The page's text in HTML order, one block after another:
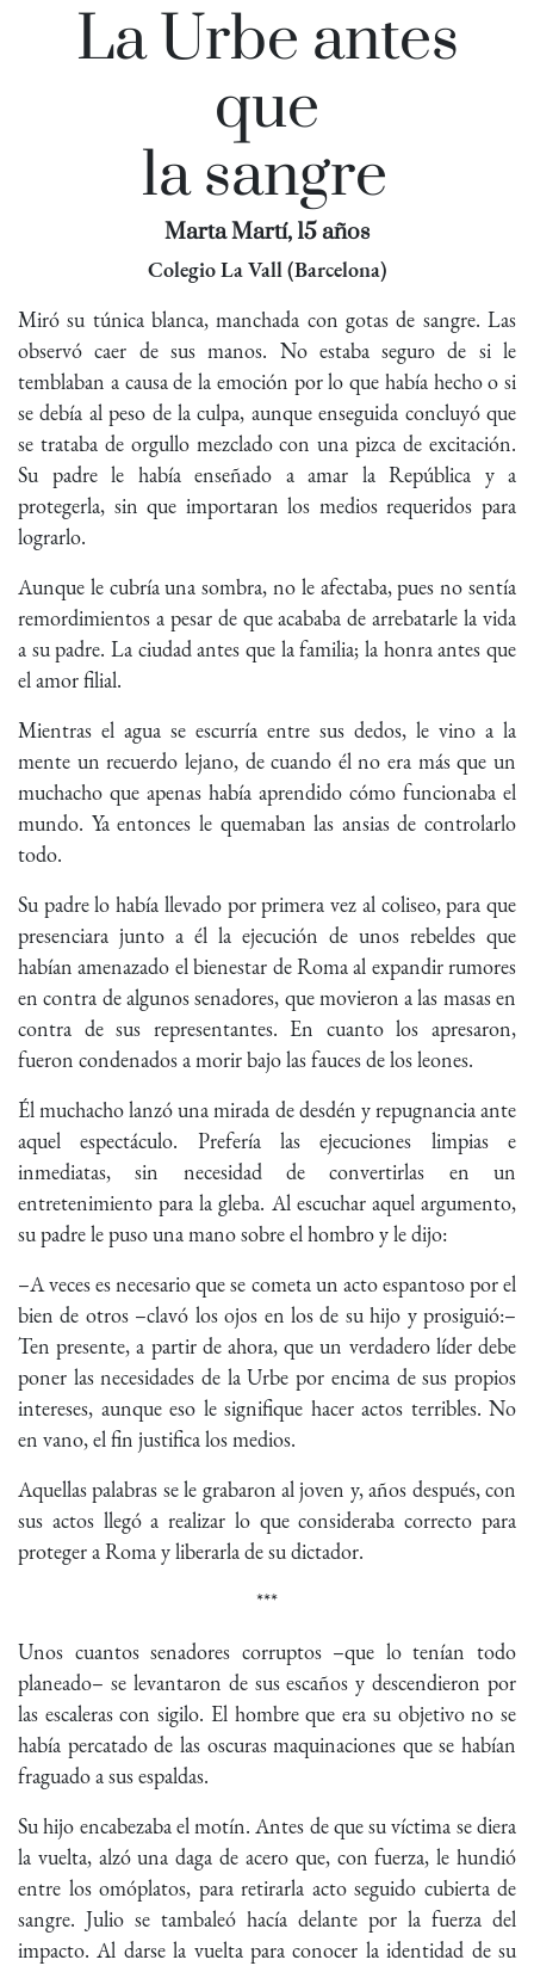
La Urbe antes
que
la sangre
Marta Martí, 15 años
Colegio La Vall (Barcelona)
Miró su túnica blanca, manchada con gotas de sangre. Las
observó caer de sus manos. No estaba seguro de si le
temblaban a causa de la emoción por lo que había hecho o si
se debía al peso de la culpa, aunque enseguida concluyó que
se trataba de orgullo mezclado con una pizca de excitación.
Su padre le había enseñado a amar la República y a
protegerla, sin que importaran los medios requeridos para
lograrlo.
Aunque le cubría una sombra, no le afectaba, pues no sentía
remordimientos a pesar de que acababa de arrebatarle la vida
a su padre. La ciudad antes que la familia; la honra antes que
el amor filial.
Mientras el agua se escurría entre sus dedos, le vino a la
mente un recuerdo lejano, de cuando él no era más que un
muchacho que apenas había aprendido cómo funcionaba el
mundo. Ya entonces le quemaban las ansias de controlarlo
todo.
Su padre lo había llevado por primera vez al coliseo, para que
presenciara junto a él la ejecución de unos rebeldes que
habían amenazado el bienestar de Roma al expandir rumores
en contra de algunos senadores, que movieron a las masas en
contra de sus representantes. En cuanto los apresaron,
fueron condenados a morir bajo las fauces de los leones.
Él muchacho lanzó una mirada de desdén y repugnancia ante
aquel espectáculo. Prefería las ejecuciones limpias e
inmediatas, sin necesidad de convertirlas en un
entretenimiento para la gleba. Al escuchar aquel argumento,
su padre le puso una mano sobre el hombro y le dijo:
–A veces es necesario que se cometa un acto espantoso por el
bien de otros –clavó los ojos en los de su hijo y prosiguió:–
Ten presente, a partir de ahora, que un verdadero líder debe
poner las necesidades de la Urbe por encima de sus propios
intereses, aunque eso le signifique hacer actos terribles. No
en vano, el fin justifica los medios.
Aquellas palabras se le grabaron al joven y, años después, con
sus actos llegó a realizar lo que consideraba correcto para
proteger a Roma y liberarla de su dictador.
***
Unos cuantos senadores corruptos –que lo tenían todo
planeado– se levantaron de sus escaños y descendieron por
las escaleras con sigilo. El hombre que era su objetivo no se
había percatado de las oscuras maquinaciones que se habían
fraguado a sus espaldas.
Su hijo encabezaba el motín. Antes de que su víctima se diera
la vuelta, alzó una daga de acero que, con fuerza, le hundió
entre los omóplatos, para retirarla acto seguido cubierta de
sangre. Julio se tambaleó hacía delante por la fuerza del
impacto. Al darse la vuelta para conocer la identidad de su